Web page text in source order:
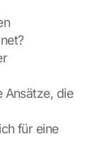
Ansätze, die
für eine